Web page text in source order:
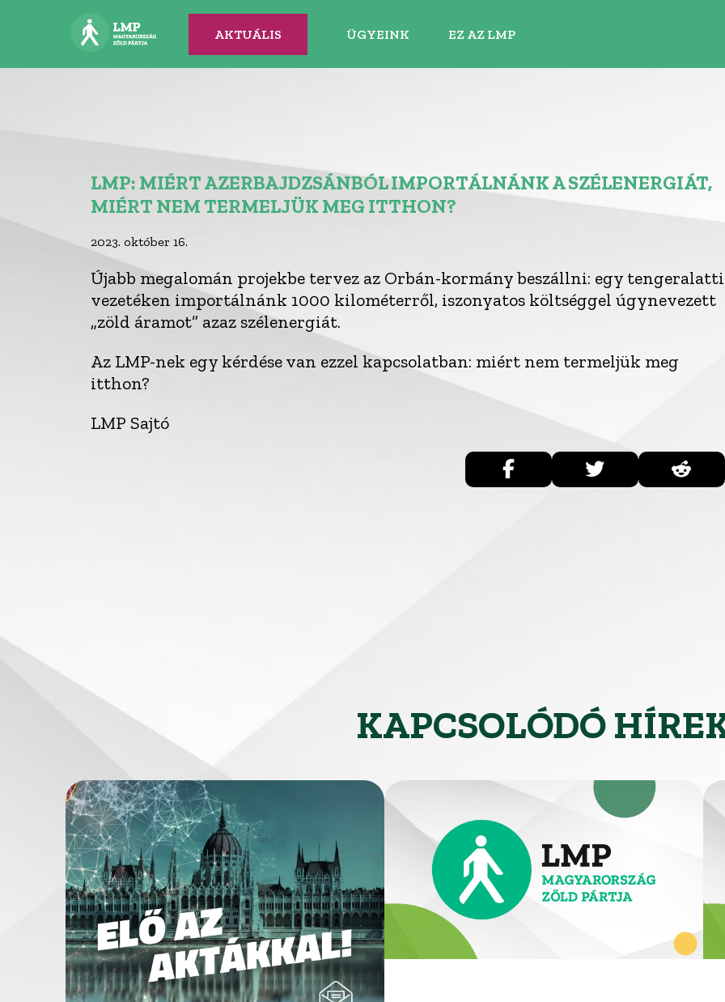
AKTUÁLIS ÜGYEINK EZ AZ LMP
LMP: MIÉRT AZERBAJDZSÁNBÓL IMPORTÁLNÁNK A SZÉLENERGIÁT,
MIÉRT NEM TERMELJÜK MEG ITTHON?
2023. október 16.
Újabb megalomán projekbe tervez az Orbán-kormány beszállni: egy tengeralatti
vezetéken importálnánk 1000 kilométerről, iszonyatos költséggel úgynevezett
„zöld áramot” azaz szélenergiát.
Az LMP-nek egy kérdése van ezzel kapcsolatban: miért nem termeljük meg
itthon?
LMP Sajtó
KAPCSOLÓDÓ